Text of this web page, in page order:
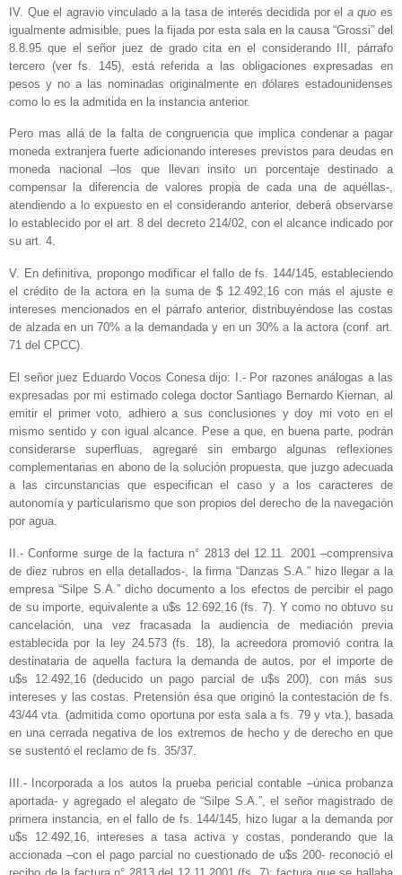
IV. Que el agravio vinculado a la tasa de interés decidida por el a quo es
igualmente admisible, pues la fijada por esta sala en la causa “Grossi” del
8.8.95 que el señor juez de grado cita en el considerando III, párrafo
tercero (ver fs. 145), está referida a las obligaciones expresadas en
pesos y no a las nominadas originalmente en dólares estadounidenses
como lo es la admitida en la instancia anterior.
Pero mas allá de la falta de congruencia que implica condenar a pagar
moneda extranjera fuerte adicionando intereses previstos para deudas en
moneda nacional –los que llevan insito un porcentaje destinado a
compensar la diferencia de valores propia de cada una de aquéllas-,
atendiendo a lo expuesto en el considerando anterior, deberá observarse
lo establecido por el art. 8 del decreto 214/02, con el alcance indicado por
su art. 4.
V. En definitiva, propongo modificar el fallo de fs. 144/145, estableciendo
el crédito de la actora en la suma de $ 12.492,16 con más el ajuste e
intereses mencionados en el párrafo anterior, distribuyéndose las costas
de alzada en un 70% a la demandada y en un 30% a la actora (conf. art.
71 del CPCC).
El señor juez Eduardo Vocos Conesa dijo: I.- Por razones análogas a las
expresadas por mi estimado colega doctor Santiago Bernardo Kiernan, al
emitir el primer voto, adhiero a sus conclusiones y doy mi voto en el
mismo sentido y con igual alcance. Pese a que, en buena parte, podrán
considerarse superfluas, agregaré sin embargo algunas reflexiones
complementarias en abono de la solución propuesta, que juzgo adecuada
a las circunstancias que especifican el caso y a los caracteres de
autonomía y particularismo que son propios del derecho de la navegación
por agua.
II.- Conforme surge de la factura n° 2813 del 12.11. 2001 –comprensiva
de diez rubros en ella detallados-, la firma “Danzas S.A.” hizo llegar a la
empresa “Silpe S.A.” dicho documento a los efectos de percibir el pago
de su importe, equivalente a u$s 12.692,16 (fs. 7). Y como no obtuvo su
cancelación, una vez fracasada la audiencia de mediación previa
establecida por la ley 24.573 (fs. 18), la acreedora promovió contra la
destinataria de aquella factura la demanda de autos, por el importe de
u$s 12.492,16 (deducido un pago parcial de u$s 200), con más sus
intereses y las costas. Pretensión ésa que originó la contestación de fs.
43/44 vta. (admitida como oportuna por esta sala a fs. 79 y vta.), basada
en una cerrada negativa de los extremos de hecho y de derecho en que
se sustentó el reclamo de fs. 35/37.
III.- Incorporada a los autos la prueba pericial contable –única probanza
aportada- y agregado el alegato de “Silpe S.A.”, el señor magistrado de
primera instancia, en el fallo de fs. 144/145, hizo lugar a la demanda por
u$s 12.492,16, intereses a tasa activa y costas, ponderando que la
accionada –con el pago parcial no cuestionado de u$s 200- reconoció el